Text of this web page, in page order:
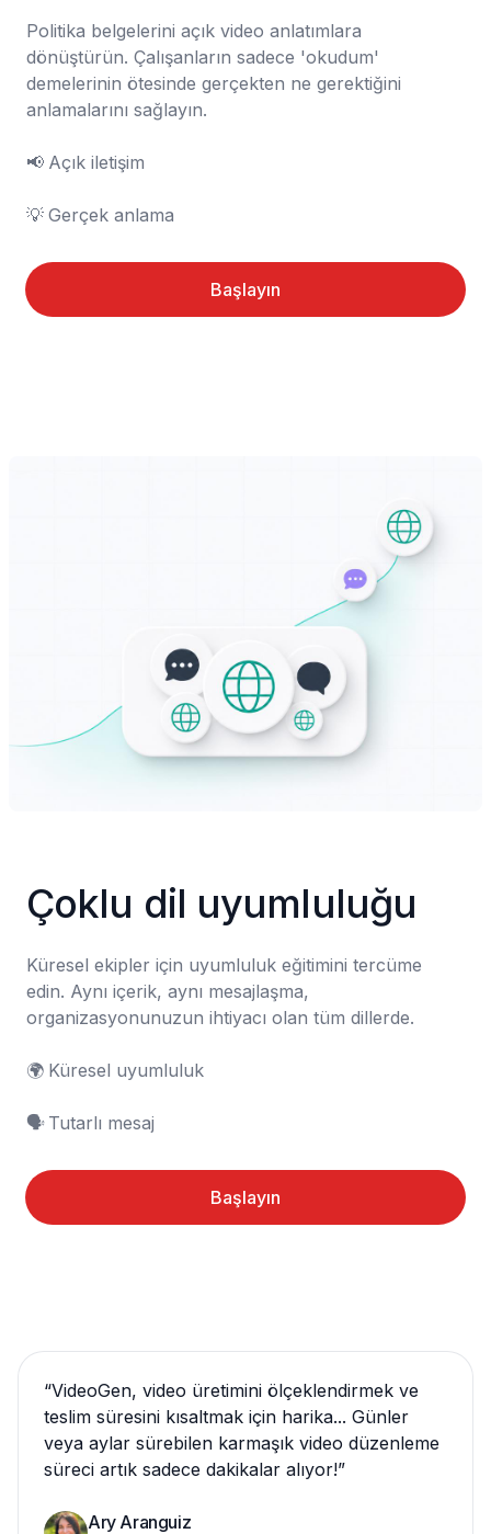
Politika belgelerini açık video anlatımlara
dönüştürün. Çalışanların sadece 'okudum'
demelerinin ötesinde gerçekten ne gerektiğini
anlamalarını sağlayın.
📢	Açık iletişim
💡	Gerçek anlama
Başlayın
Çoklu dil uyumluluğu
Küresel ekipler için uyumluluk eğitimini tercüme
edin. Aynı içerik, aynı mesajlaşma,
organizasyonunuzun ihtiyacı olan tüm dillerde.
🌍	Küresel uyumluluk
🗣️	Tutarlı mesaj
Başlayın
“VideoGen, video üretimini ölçeklendirmek ve
teslim süresini kısaltmak için harika... Günler
veya aylar sürebilen karmaşık video düzenleme
süreci artık sadece dakikalar alıyor!”
Ary Aranguiz